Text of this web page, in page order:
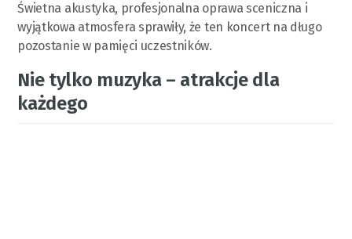
Świetna akustyka, profesjonalna oprawa sceniczna i
wyjątkowa atmosfera sprawiły, że ten koncert na długo
pozostanie w pamięci uczestników.
Nie tylko muzyka – atrakcje dla
każdego